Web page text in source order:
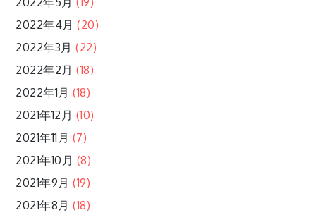
2022年4月 (20)
2022年3月 (22)
2022年2月 (18)
2022年1月 (18)
2021年12月 (10)
2021年11月 (7)
2021年10月 (8)
2021年9月 (19)
2021年8月 (18)